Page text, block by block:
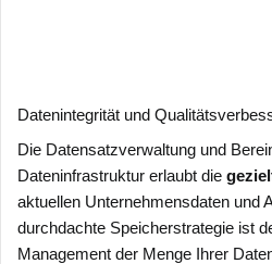
Datenintegrität und
Die Datensatzverwaltung und
Dateninfrastruktur erlaubt die
aktuellen Unternehmensdaten und
durchdachte Speicherstrategie ist
Management der Menge Ihrer